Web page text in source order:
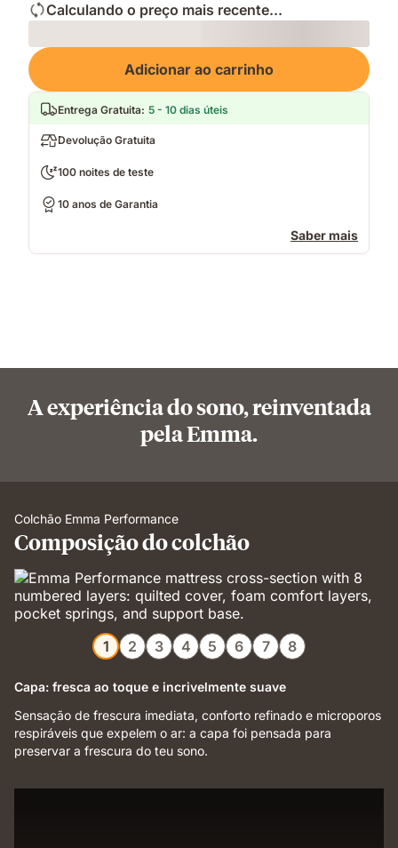
Calculando o preço mais recente...
Loading
Adicionar ao carrinho
Entrega Gratuita: 5 - 10 dias úteis
Devolução Gratuita
100 noites de teste
10 anos de Garantia
Saber mais
A experiência do sono, reinventada
pela Emma.
Colchão Emma Performance
Composição do colchão
1 2 3 4 5 6 7 8
Capa: fresca ao toque e incrivelmente suave
Sensação de frescura imediata, conforto refinado e microporos
respiráveis que expelem o ar: a capa foi pensada para
preservar a frescura do teu sono.